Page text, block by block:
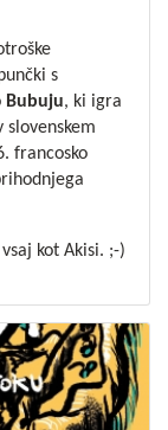
s
Bubuju, ki igra
francosko
kot Akisi. ;-)